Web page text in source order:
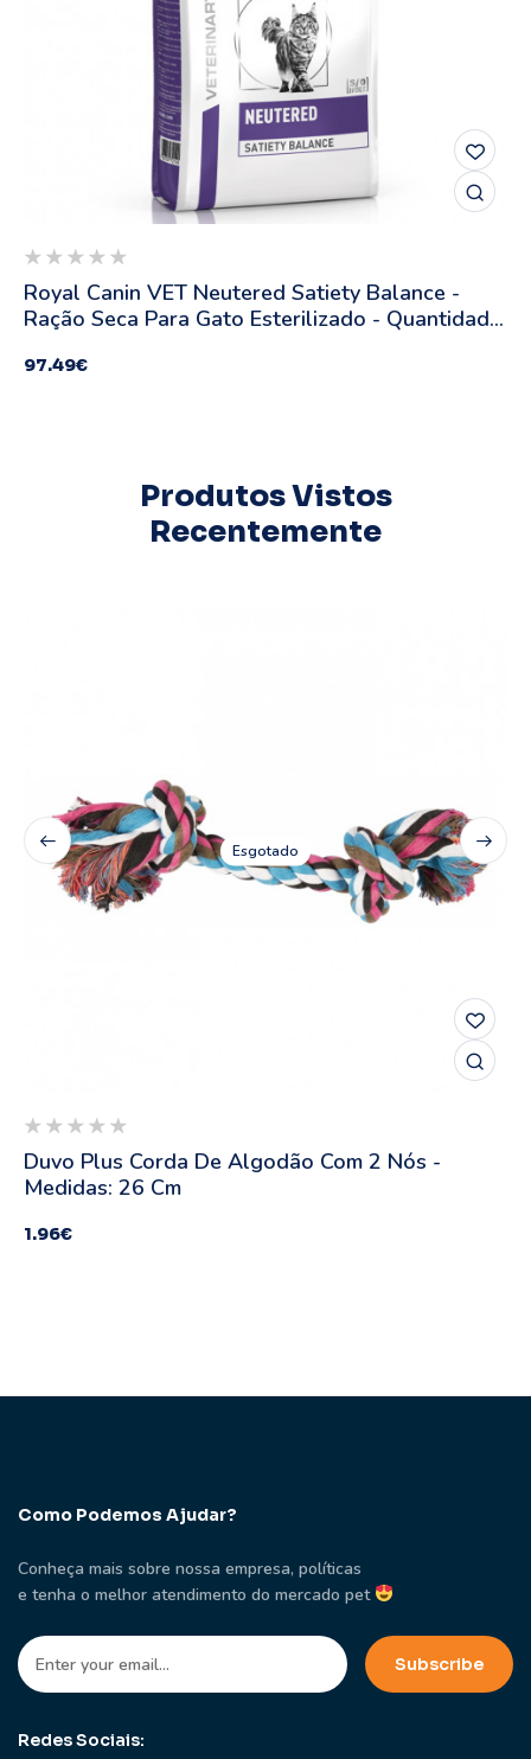
Royal Canin VET Neutered Satiety Balance -
Ração Seca Para Gato Esterilizado - Quantidade:
97.49€
Produtos Vistos
Recentemente
Esgotado
Duvo Plus Corda De Algodão Com 2 Nós -
Medidas: 26 Cm
1.96€
Como Podemos Ajudar?
Conheça mais sobre nossa empresa, políticas
e tenha o melhor atendimento do mercado pet
Redes Sociais: